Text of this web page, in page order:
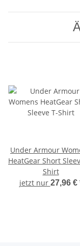
Under Armour
HeatGear Short
Shirt
jetzt nur 27,96 €